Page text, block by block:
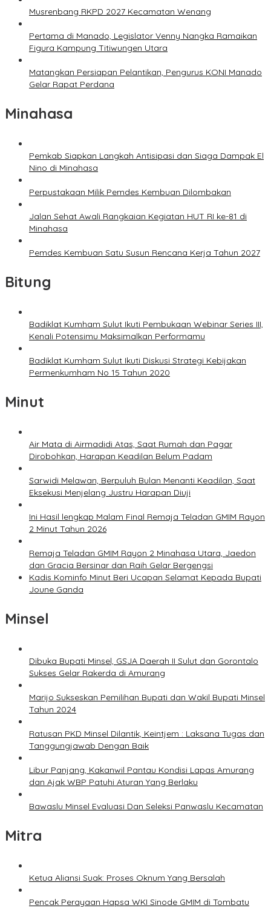
Musrenbang RKPD 2027 Kecamatan Wenang
Pertama di Manado, Legislator Venny Nangka Ramaikan
Figura Kampung Titiwungen Utara
Matangkan Persiapan Pelantikan, Pengurus KONI Manado
Gelar Rapat Perdana
Minahasa
Pemkab Siapkan Langkah Antisipasi dan Siaga Dampak El
Nino di Minahasa
Perpustakaan Milik Pemdes Kembuan Dilombakan
Jalan Sehat Awali Rangkaian Kegiatan HUT RI ke-81 di
Minahasa
Pemdes Kembuan Satu Susun Rencana Kerja Tahun 2027
Bitung
Badiklat Kumham Sulut Ikuti Pembukaan Webinar Series III,
Kenali Potensimu Maksimalkan Performamu
Badiklat Kumham Sulut Ikuti Diskusi Strategi Kebijakan
Permenkumham No 15 Tahun 2020
Minut
Air Mata di Airmadidi Atas, Saat Rumah dan Pagar
Dirobohkan, Harapan Keadilan Belum Padam
Sarwidi Melawan, Berpuluh Bulan Menanti Keadilan, Saat
Eksekusi Menjelang Justru Harapan Diuji
Ini Hasil lengkap Malam Final Remaja Teladan GMIM Rayon
2 Minut Tahun 2026
Remaja Teladan GMIM Rayon 2 Minahasa Utara, Jaedon
dan Gracia Bersinar dan Raih Gelar Bergengsi
Kadis Kominfo Minut Beri Ucapan Selamat Kepada Bupati
Joune Ganda
Minsel
Dibuka Bupati Minsel, GSJA Daerah II Sulut dan Gorontalo
Sukses Gelar Rakerda di Amurang
Marijo Sukseskan Pemilihan Bupati dan Wakil Bupati Minsel
Tahun 2024
Ratusan PKD Minsel Dilantik, Keintjem : Laksana Tugas dan
Tanggungjawab Dengan Baik
Libur Panjang, Kakanwil Pantau Kondisi Lapas Amurang
dan Ajak WBP Patuhi Aturan Yang Berlaku
Bawaslu Minsel Evaluasi Dan Seleksi Panwaslu Kecamatan
Mitra
Ketua Aliansi Suak: Proses Oknum Yang Bersalah
Pencak Perayaan Hapsa WKI Sinode GMIM di Tombatu